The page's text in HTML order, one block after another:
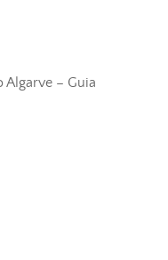
Algarve – Guia